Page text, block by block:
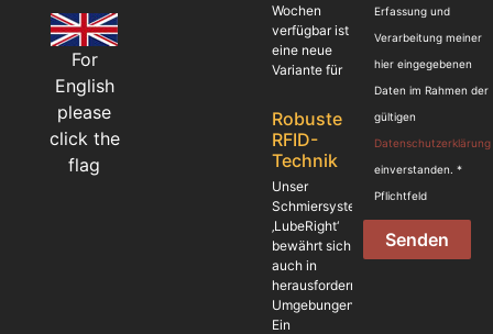
For
English
please
click the
flag
Wochen
verfügbar ist
eine neue
Variante für
Robuste
RFID-
Technik
Unser
Schmiersystem
‚LubeRight‘
bewährt sich
auch in
herausfordernden
Umgebungen.
Ein
Erfassung und
Verarbeitung meiner
hier eingegebenen
Daten im Rahmen der
gültigen
Datenschutzerklärung
einverstanden. *
Pflichtfeld
Senden